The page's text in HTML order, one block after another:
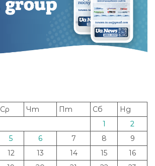
Ср Чт Пт Сб
Нд
1
2
5 6 7 8
9
12 13 14 15
16